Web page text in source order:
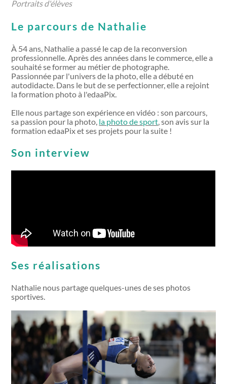
Portraits d'élèves
Le parcours de Nathalie
À 54 ans, Nathalie a passé le cap de la reconversion
professionnelle. Après des années dans le commerce, elle a
souhaité se former au métier de photographe.
Passionnée par l'univers de la photo, elle a débuté en
autodidacte. Dans le but de se perfectionner, elle a rejoint
la formation photo à l'edaaPix.
Elle nous partage son expérience en vidéo : son parcours,
sa passion pour la photo, la photo de sport, son avis sur la
formation edaaPix et ses projets pour la suite !
Son interview
Ses réalisations
Nathalie nous partage quelques-unes de ses photos
sportives.